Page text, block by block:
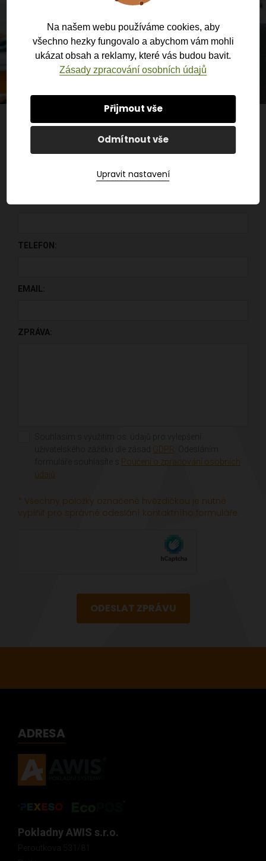
POTŘEBUJETE PORADIT?
OBJEDNAT POKLADNU?
Budeme Vás co nejdříve kontaktovat zpět.
TELEFON:
EMAIL:
ZPRÁVA:
GDPR
Poučení o zpracování osobních
údajů
* Všechny položky označené hvězdičkou je nutné
vyplňit pro správné odeslání kontaktního formuláře.
ODESLAT ZPRÁVU
ADRESA
Pokladny AWIS s.r.o.
Na našem webu používáme cookies, aby
všechno hezky fungovalo a abychom vám mohli
ukázat obsah a reklamy, které vás budou bavit.
Zásady zpracování osobních údajů
Přijmout vše
Odmítnout vše
Upravit nastavení